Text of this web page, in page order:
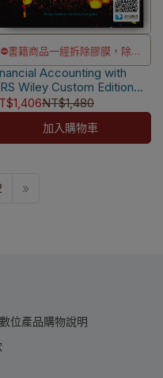
⛔書籍商品一經拆除膠膜，除非
瑕疵換書不提供退貨與退款
✅訂購數量5本以上另有優惠，請
洽LINE客服訂購
Accounting with
Wiley Custom Edition
Kimmel/Kieso]
NT$1,480
加入購物車
»
數位產品購物說明